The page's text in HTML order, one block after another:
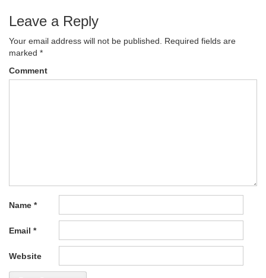
Leave a Reply
Your email address will not be published.
Required fields are
marked *
Comment
Name *
Email *
Website